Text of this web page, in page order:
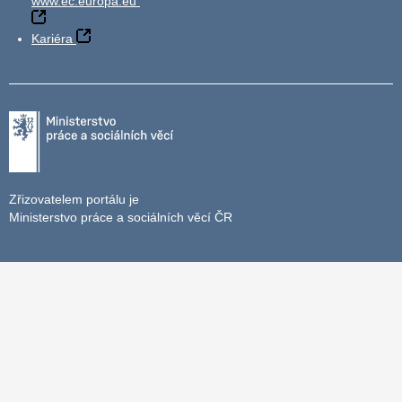
Kariéra
Zřizovatelem portálu je
Ministerstvo práce a sociálních věcí ČR